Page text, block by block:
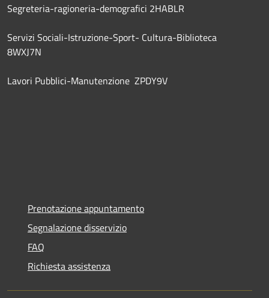
Segreteria-ragioneria-demografici 2HABLR
Servizi Sociali-Istruzione-Sport- Cultura-Biblioteca
8WXJ7N
Lavori Pubblici-Manutenzione ZPDY9V
Prenotazione appuntamento
Segnalazione disservizio
FAQ
Richiesta assistenza